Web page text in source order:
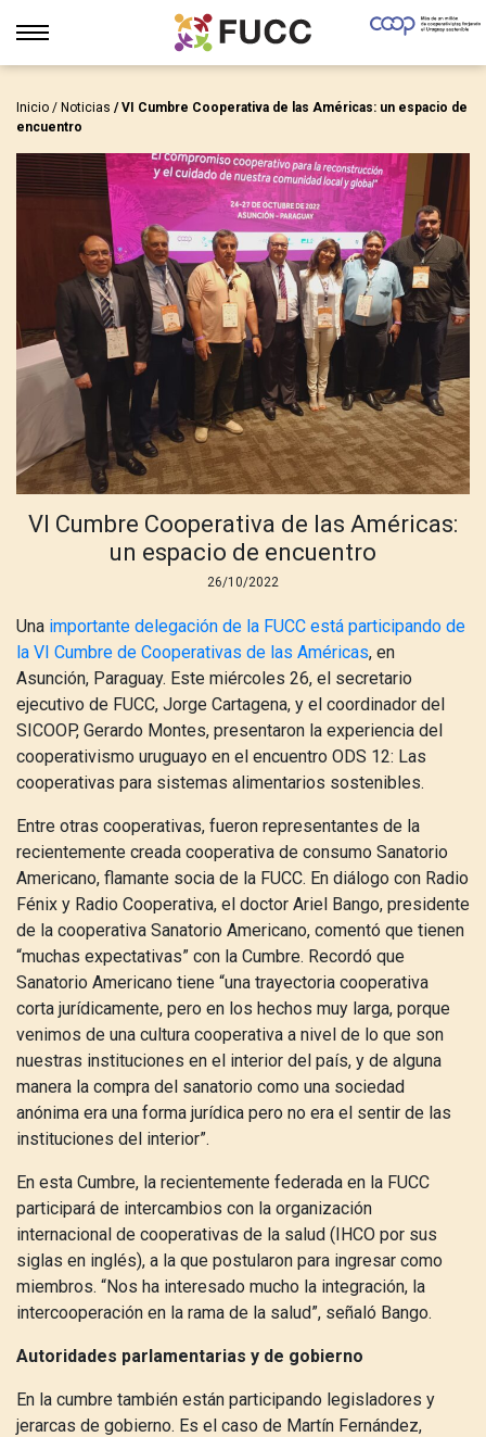
Inicio / Noticias / VI Cumbre Cooperativa de las Américas: un espacio de
encuentro
VI Cumbre Cooperativa de las Américas:
un espacio de encuentro
26/10/2022
Una importante delegación de la FUCC está participando de
la VI Cumbre de Cooperativas de las Américas, en
Asunción, Paraguay. Este miércoles 26, el secretario
ejecutivo de FUCC, Jorge Cartagena, y el coordinador del
SICOOP, Gerardo Montes, presentaron la experiencia del
cooperativismo uruguayo en el encuentro ODS 12: Las
cooperativas para sistemas alimentarios sostenibles.
Entre otras cooperativas, fueron representantes de la
recientemente creada cooperativa de consumo Sanatorio
Americano, flamante socia de la FUCC. En diálogo con Radio
Fénix y Radio Cooperativa, el doctor Ariel Bango, presidente
de la cooperativa Sanatorio Americano, comentó que tienen
“muchas expectativas” con la Cumbre. Recordó que
Sanatorio Americano tiene “una trayectoria cooperativa
corta jurídicamente, pero en los hechos muy larga, porque
venimos de una cultura cooperativa a nivel de lo que son
nuestras instituciones en el interior del país, y de alguna
manera la compra del sanatorio como una sociedad
anónima era una forma jurídica pero no era el sentir de las
instituciones del interior”.
En esta Cumbre, la recientemente federada en la FUCC
participará de intercambios con la organización
internacional de cooperativas de la salud (IHCO por sus
siglas en inglés), a la que postularon para ingresar como
miembros. “Nos ha interesado mucho la integración, la
intercooperación en la rama de la salud”, señaló Bango.
Autoridades parlamentarias y de gobierno
En la cumbre también están participando legisladores y
jerarcas de gobierno. Es el caso de Martín Fernández,